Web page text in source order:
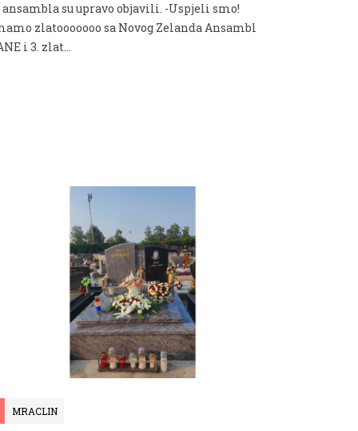
su upravo objavili. -Uspjeli smo!
zlatooooooo sa Novog Zelanda Ansambl
i 3. zlat...
MRACLIN